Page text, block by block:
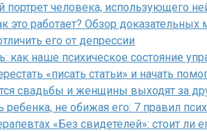
портрет человека, использующего
это работает? Обзор доказательных
его от депрессии
как наше психическое состояние
«писать статьи» и начать
свадьбы и женщины выходят за
ребенка, не обижая его: 7 правил
«Без свидетелей»: стоит ли